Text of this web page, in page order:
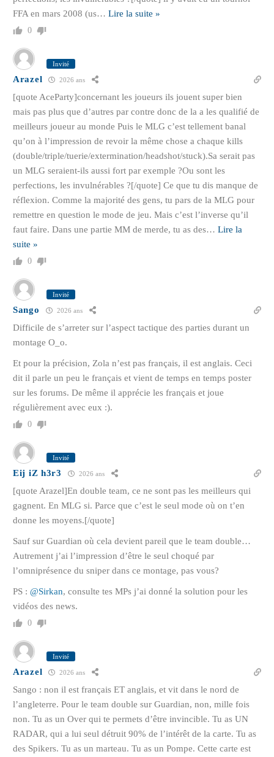
FFA en mars 2008 (us… Lire la suite »
0
Invité
Arazel 2026 ans
[quote AceParty]concernant les joueurs ils jouent super bien
mais pas plus que d’autres par contre donc de la a les qualifié de
meilleurs joueur au monde Puis le MLG c’est tellement banal
qu’on à l’impression de revoir la même chose a chaque kills
(double/triple/tuerie/extermination/headshot/stuck).Sa serait pas
un MLG seraient-ils aussi fort par exemple ?Ou sont les
perfections, les invulnérables ?[/quote] Ce que tu dis manque de
réflexion. Comme la majorité des gens, tu pars de la MLG pour
remettre en question le mode de jeu. Mais c’est l’inverse qu’il
faut faire. Dans une partie MM de merde, tu as des… Lire la
suite »
0
Invité
Sango 2026 ans
Difficile de s’arreter sur l’aspect tactique des parties durant un
montage O_o.
Et pour la précision, Zola n’est pas français, il est anglais. Ceci
dit il parle un peu le français et vient de temps en temps poster
sur les forums. De même il apprécie les français et joue
régulièrement avec eux :).
0
Invité
Eij iZ h3r3 2026 ans
[quote Arazel]En double team, ce ne sont pas les meilleurs qui
gagnent. En MLG si. Parce que c’est le seul mode où on t’en
donne les moyens.[/quote]
Sauf sur Guardian où cela devient pareil que le team double…
Autrement j’ai l’impression d’être le seul choqué par
l’omniprésence du sniper dans ce montage, pas vous?
PS : @Sirkan, consulte tes MPs j’ai donné la solution pour les
vidéos des news.
0
Invité
Arazel 2026 ans
Sango : non il est français ET anglais, et vit dans le nord de
l’angleterre. Pour le team double sur Guardian, non, mille fois
non. Tu as un Over qui te permets d’être invincible. Tu as UN
RADAR, qui a lui seul détruit 90% de l’intérêt de la carte. Tu as
des Spikers. Tu as un marteau. Tu as un Pompe. Cette carte est